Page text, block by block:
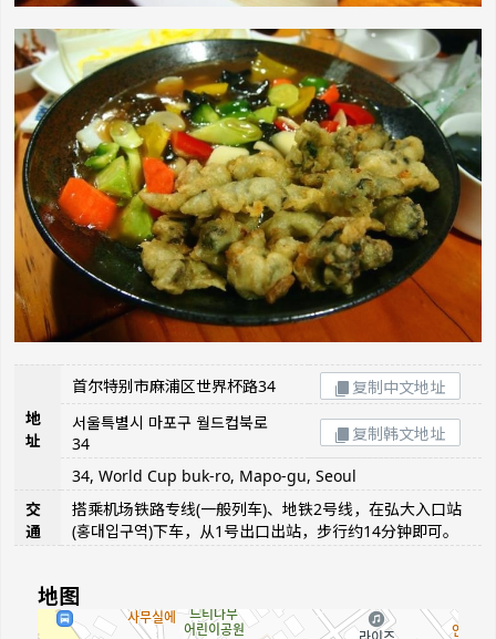
地
址
首尔特别市麻浦区世界杯路34
复制中文地址
서울특별시 마포구 월드컵북로
34
复制韩文地址
34, World Cup buk-ro, Mapo-gu, Seoul
交
通
搭乘机场铁路专线(一般列车)、地铁2号线，在弘大入口站
(홍대입구역)下车，从1号出口出站，步行约14分钟即可。
地图